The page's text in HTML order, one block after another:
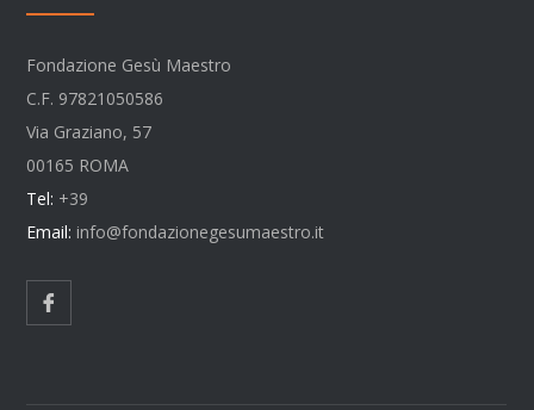
Fondazione Gesù Maestro
C.F. 97821050586
Via Graziano, 57
00165 ROMA
Tel: +39
Email: info@fondazionegesumaestro.it